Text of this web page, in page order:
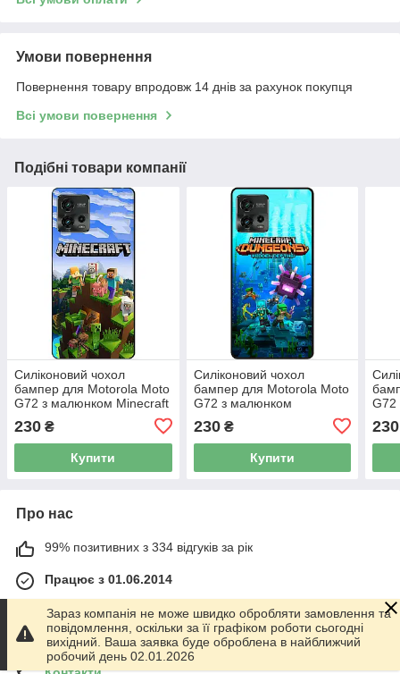
Умови повернення
Повернення товару впродовж 14 днів за рахунок покупця
Всі умови повернення
Подібні товари компанії
Силіконовий чохол
бампер для Motorola Moto
G72 з малюнком Minecraft
230 ₴
Купити
Силіконовий чохол
бампер для Motorola Moto
G72 з малюнком
230₴
Купити
G72
230
Про нас
99% позитивних з 334 відгуків за рік
Працює з 01.06.2014
м. Харків
График работы 10.00-17.00. Суббота - Воскресенье
выходной!, Харків, Україна
Зараз компанія не може швидко обробляти замовлення та
повідомлення, оскільки за її графіком роботи сьогодні
вихідний. Ваша заявка буде оброблена в найближчий
робочий день 02.01.2026